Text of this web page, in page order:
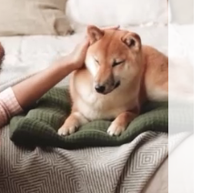
perfekten Urlaub mit